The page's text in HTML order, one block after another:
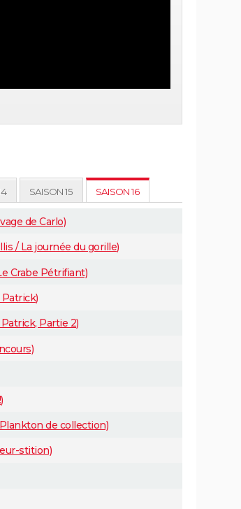
SAISON 15 SAISON 16
de Carlo)
/ La journée du gorille)
Crabe Pétrifiant)
Partie 2)
de collection)
stition)